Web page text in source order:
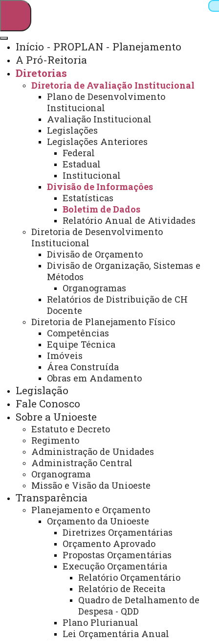
Webmail Sistemas
Arquivo Virtual
Campus
Início - PROPLAN - Planejamento
A Pró-Reitoria
Diretorias
Diretoria de Avaliação Institucional
Plano de Desenvolvimento
Institucional
Avaliação Institucional
Legislações
Legislações Anteriores
Federal
Estadual
Institucional
Divisão de Informaçôes
Estatísticas
Boletim de Dados
Relatório Anual de Atividades
Diretoria de Desenvolvimento
Institucional
Divisão de Orçamento
Divisão de Organização, Sistemas e
Métodos
Organogramas
Relatórios de Distribuição de CH
Docente
Diretoria de Planejamento Físico
Competências
Equipe Técnica
Imóveis
Área Construída
Obras em Andamento
Legislação
Fale Conosco
Sobre a Unioeste
Estatuto e Decreto
Regimento
Administração de Unidades
Administração Central
Organograma
Missão e Visão da Unioeste
Transparência
Planejamento e Orçamento
Orçamento da Unioeste
Diretrizes Orçamentárias
Orçamento Aprovado
Propostas Orçamentárias
Execução Orçamentária
Relatório Orçamentário
Relatório de Receita
Quadro de Detalhamento de
Despesa - QDD
Plano Plurianual
Lei Orçamentária Anual
Início
PROPLAN
Transparência
Institucional
PDI
Sobre
Nós
BOLETIM DE DADOS
Você está aqui:Unioeste PROPLAN
Diretoria de Avaliação Institucional
Divisão de Informaçôes
Boletim de Dados
CLIQUE PARA ACESSAR
Edições Anteriores
Boletim de Dados 2024 (Ano base 2023) - Baixar
Boletim de Dados 2023 (Ano base 2022) - Baixar
Boletim de Dados 2022 (Ano base 2021) - Baixar
Boletim de Dados 2021 (Ano base 2020) - Baixar
Boletim de Dados 2020 (Ano base 2019) - Baixar
Boletim de Dados 2019 (Ano base 2018) - Baixar
Boletim de Dados 2018 (Ano base 2017) - Baixar
Boletim de Dados 2017 (Ano base 2016) - Baixar
Boletim de Dados 2016 (Ano base 2015) - Baixar